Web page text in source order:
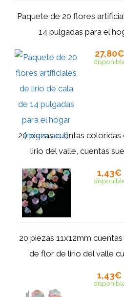
Paquete de 20 flores
14 pulgadas para el
27,80€
20 piezas cuentas
lirio del valle, cuentas
1,43€
20 piezas 11x12mm
de flor de lirio del valle
1,43€